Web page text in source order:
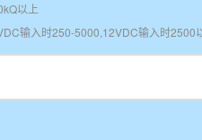
以上
输入时250-5000,12VDC输入时2500